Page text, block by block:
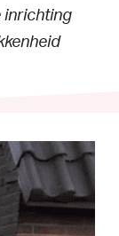
inrichting